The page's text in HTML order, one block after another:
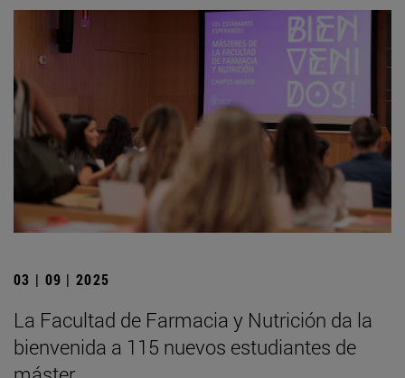
03 | 09 | 2025
La Facultad de Farmacia y Nutrición da la
bienvenida a 115 nuevos estudiantes de